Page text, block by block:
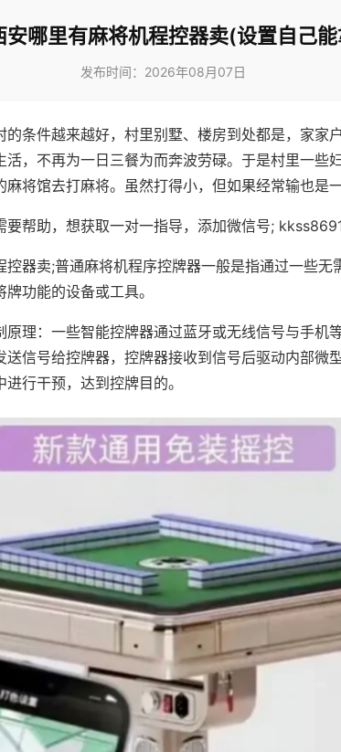
安哪里有麻将机程控器卖(设置自己
发布时间：2026年08月07日
的条件越来越好，村里别墅、楼房到处都是，家家
活，不再为一日三餐为而奔波劳碌。于是村里一些
将馆去打麻将。虽然打得小，但如果经常输也是
要帮助，想获取一对一指导，添加微信号;
控器卖;普通麻将机程序控牌器一般是指通过一些无
功能的设备或工具。
原理：一些智能控牌器通过蓝牙或无线信号与手机
送信号给控牌器，控牌器接收到信号后驱动内部微
行干预，达到控牌目的。